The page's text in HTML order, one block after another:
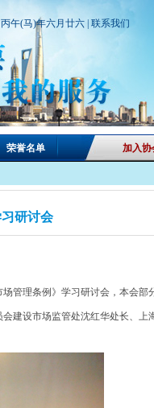
午(马)年六月廿六 | 联系我们
荣誉名单 加入协
研讨会
管理条例》学习研讨会，本会部
建设市场监管处沈红华处长、上